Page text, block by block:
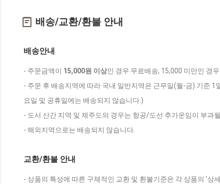
배송/교환/환불 안내
배송안내
- 주문금액이 15,000원 이상인 경우 무료배송, 15,000 미만인 경
- 주문 후 배송지역에 따라 국내 일반지역은 근무일(월-금) 기준
요일 및 공휴일에는 배송되지 않습니다.)
- 도서 산간 지역 및 제주도의 경우는 항공/도선 추가운임이 부과
- 해외지역으로는 배송되지 않습니다.
교환/환불 안내
- 상품의 특성에 따른 구체적인 교환 및 환불기준은 각 상품의 '상